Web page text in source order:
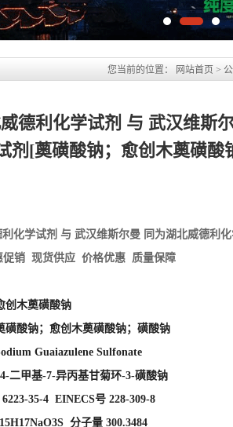
剂[薁磺酸钠；愈创木薁磺酸
促销 现货供应 价格优惠 质量保障
二甲基-7-异丙基甘菊环-3-磺酸钠
35-4 EINECS号 228-309-8
外贸出口、科学研究和化学试剂等领域
瓶，100G/瓶，10G/瓶 可按客户要求单独分装
干燥密封保存3年